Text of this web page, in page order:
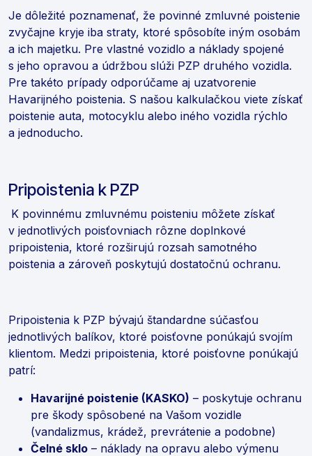
Je dôležité poznamenať, že povinné zmluvné poistenie
zvyčajne kryje iba straty, ktoré spôsobíte iným osobám
a ich majetku. Pre vlastné vozidlo a náklady spojené
s jeho opravou a údržbou slúži PZP druhého vozidla.
Pre takéto prípady odporúčame aj uzatvorenie
Havarijného poistenia. S našou kalkulačkou viete získať
poistenie auta, motocyklu alebo iného vozidla rýchlo
a jednoducho.
Pripoistenia k PZP
K povinnému zmluvnému poisteniu môžete získať
v jednotlivých poisťovniach rôzne doplnkové
pripoistenia, ktoré rozširujú rozsah samotného
poistenia a zároveň poskytujú dostatočnú ochranu.
Pripoistenia k PZP bývajú štandardne súčasťou
jednotlivých balíkov, ktoré poisťovne ponúkajú svojím
klientom. Medzi pripoistenia, ktoré poisťovne ponúkajú
patrí:
Havarijné poistenie (KASKO) – poskytuje ochranu
pre škody spôsobené na Vašom vozidle
(vandalizmus, krádež, prevrátenie a podobne)
Čelné sklo – náklady na opravu alebo výmenu